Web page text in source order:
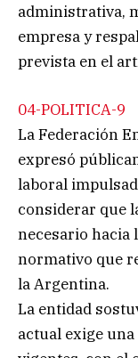
administrativa,
empresa y
prevista en el
04-POLITICA-9
La Federación
expresó
laboral
considerar que
necesario hacia
normativo que
la Argentina.
La entidad
actual exige